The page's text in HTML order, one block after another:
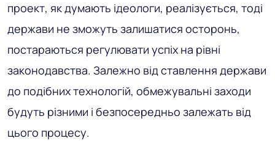
проект, як думають ідеологи, реалізується, тоді
держави не зможуть залишатися осторонь,
постараються регулювати успіх на рівні
законодавства. Залежно від ставлення держави
до подібних технологій, обмежувальні заходи
будуть різними і безпосередньо залежать від
цього процесу.